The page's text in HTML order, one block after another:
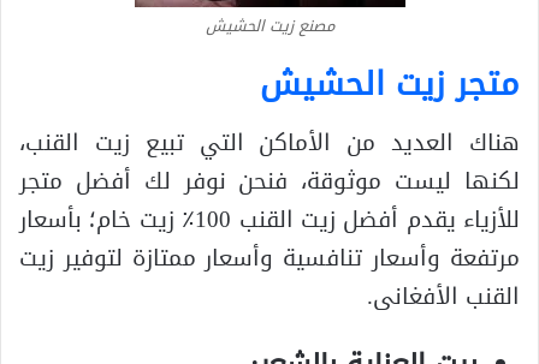
مصنع زيت الحشيش
متجر زيت الحشيش
هناك العديد من الأماكن التي تبيع زيت القنب،
لكنها ليست موثوقة، فنحن نوفر لك أفضل متجر
للأزياء يقدم أفضل زيت القنب 100٪ زيت خام؛ بأسعار
مرتفعة وأسعار تنافسية وأسعار ممتازة لتوفير زيت
القنب الأفغانى.